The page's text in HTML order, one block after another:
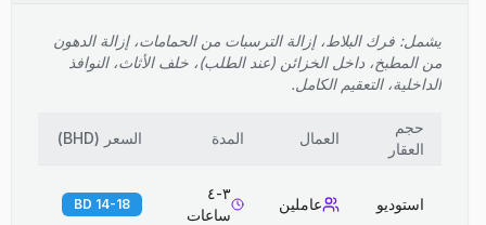
يشمل: فرك البلاط، إزالة الترسبات من الحمامات، إزالة الدهون
من المطبخ، داخل الخزائن (عند الطلب)، خلف الأثاث، النوافذ
الداخلية، التعقيم الكامل.
حجم
العقار
العمال المدة السعر (
BHD
)
استوديو عاملين
٣-٤
ساعات
14-18 BD